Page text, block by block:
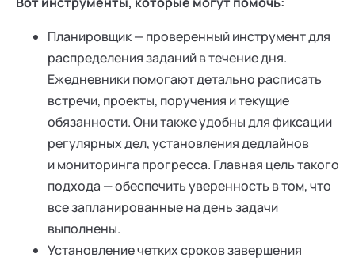
Планировщик — проверенный инструмент для
распределения заданий в течение дня.
Ежедневники помогают детально расписать
встречи, проекты, поручения и текущие
обязанности. Они также удобны для фиксации
регулярных дел, установления дедлайнов
и мониторинга прогресса. Главная цель такого
подхода — обеспечить уверенность в том, что
все запланированные на день задачи
выполнены.
Установление четких сроков завершения